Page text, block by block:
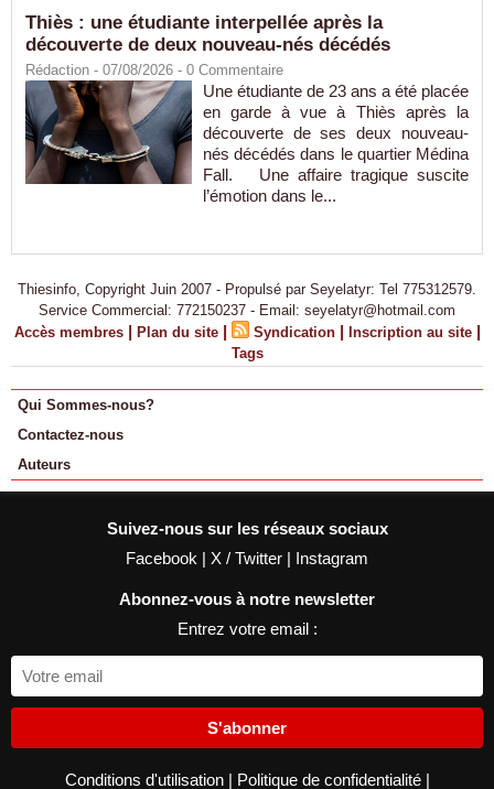
Thiès : une étudiante interpellée après la
découverte de deux nouveau-nés décédés
Rédaction - 07/08/2026 - 0 Commentaire
Une étudiante de 23 ans a été placée
en garde à vue à Thiès après la
découverte de ses deux nouveau-
nés décédés dans le quartier Médina
Fall. Une affaire tragique suscite
l’émotion dans le...
Thiesinfo, Copyright Juin 2007 - Propulsé par Seyelatyr: Tel 775312579.
Service Commercial: 772150237 - Email: seyelatyr@hotmail.com
Accès membres | Plan du site | Syndication | Inscription au site |
Tags
Qui Sommes-nous?
Contactez-nous
Auteurs
Suivez-nous sur les réseaux sociaux
Facebook | X / Twitter | Instagram
Abonnez-vous à notre newsletter
Entrez votre email :
S'abonner
Conditions d'utilisation | Politique de confidentialité |